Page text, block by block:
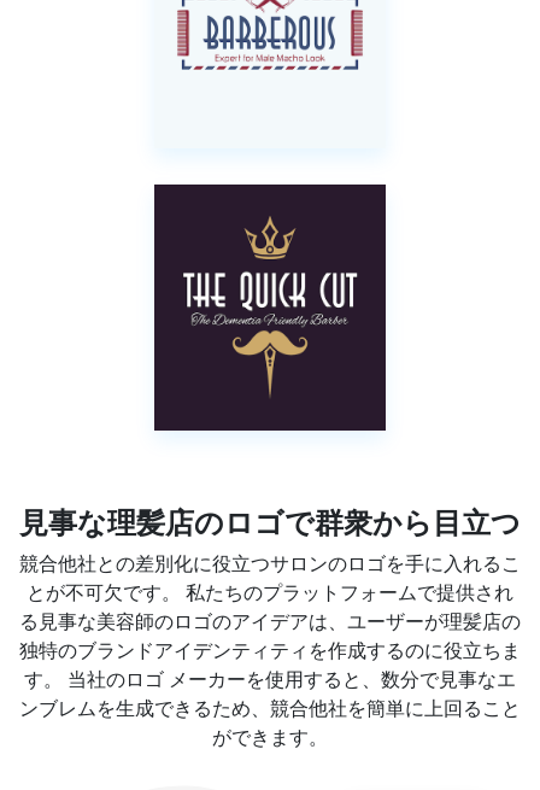
見事な理髪店のロゴで群衆から目立つ
競合他社との差別化に役立つサロンのロゴを手に入れるこ
とが不可欠です。 私たちのプラットフォームで提供され
る見事な美容師のロゴのアイデアは、ユーザーが理髪店の
独特のブランドアイデンティティを作成するのに役立ちま
す。 当社のロゴ メーカーを使用すると、数分で見事なエ
ンブレムを生成できるため、競合他社を簡単に上回ること
ができます。